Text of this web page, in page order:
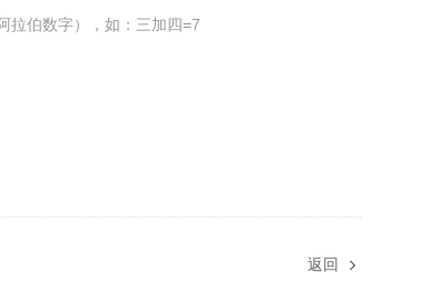
拉伯数字），如：三加四=7
返回